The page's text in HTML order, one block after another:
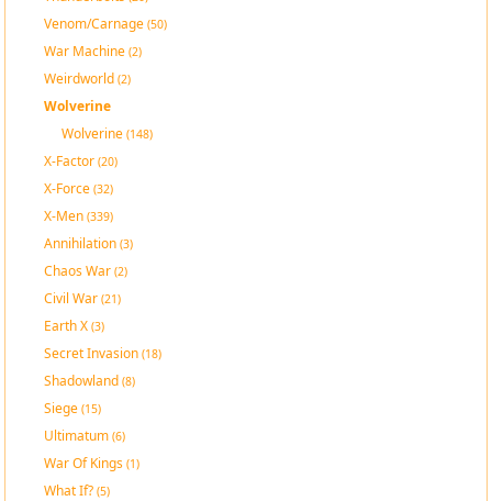
Venom/Carnage(50)
War Machine(2)
Weirdworld(2)
Wolverine
Wolverine(148)
X-Factor(20)
X-Force(32)
X-Men(339)
Annihilation(3)
Chaos War(2)
Civil War(21)
Earth X(3)
Secret Invasion(18)
Shadowland(8)
Siege(15)
Ultimatum(6)
War Of Kings(1)
What If?(5)